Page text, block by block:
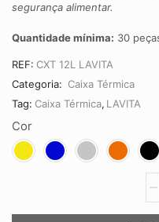
segurança alimentar.
Quantidade mínima: 30
REF: CXT 12L LAVITA
Categoria: Caixa Térmica
Tag: Caixa Térmica, LAVITA
Cor